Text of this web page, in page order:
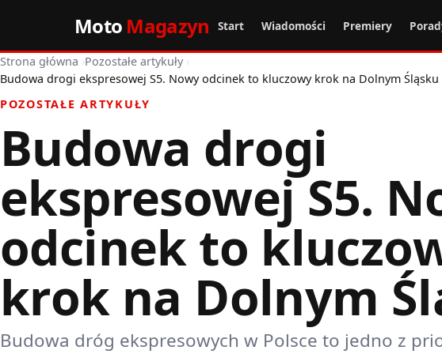
Moto Magazyn Start Wiadomości Premiery
Strona główna ›Pozostałe artykuły ›
Budowa drogi ekspresowej S5. Nowy odcinek to kluczowy krok na Dolnym Śląsku
POZOSTAŁE ARTYKUŁY
Budowa drogi
ekspresowej S5.
odcinek to
krok na Dolnym
Budowa dróg ekspresowych w Polsce to jedno z